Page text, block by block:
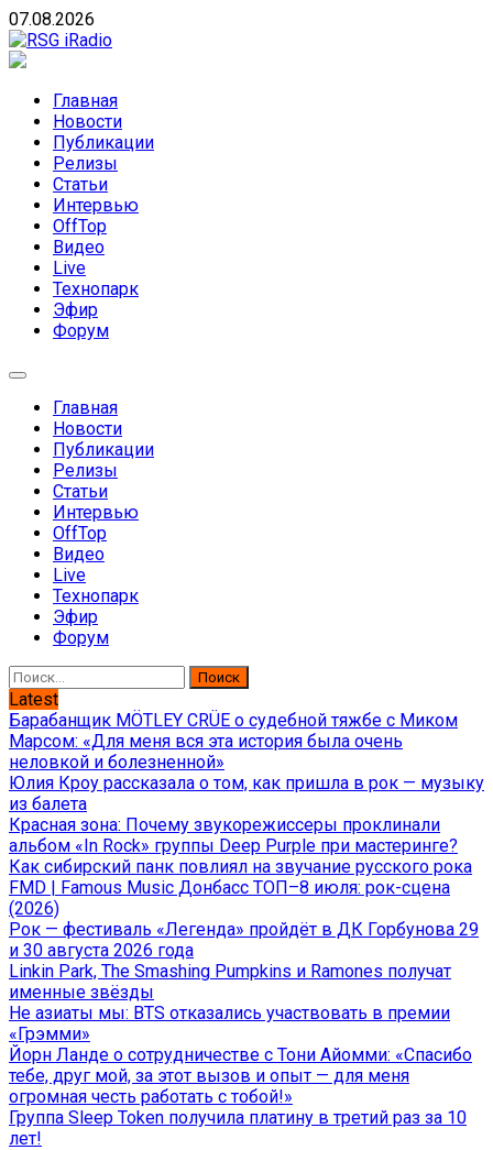
Skip
to
content
07.08.2026
направлений без возрастных ограничений
Главная
Новости
Публикации
Релизы
Статьи
Интервью
OffTop
Видео
Live
Технопарк
Эфир
Форум
Главная
Новости
Публикации
Релизы
Статьи
Интервью
OffTop
Видео
Live
Технопарк
Эфир
Форум
Найти:
Latest
Барабанщик MÖTLEY CRÜE о судебной тяжбе с Миком
Марсом: «Для меня вся эта история была очень
неловкой и болезненной»
Юлия Кроу рассказала о том, как пришла в рок — музыку
из балета
Красная зона: Почему звукорежиссеры проклинали
альбом «In Rock» группы Deep Purple при мастеринге?
Как сибирский панк повлиял на звучание русского рока
FMD | Famous Music Донбасс ТОП–8 июля: рок-сцена
(2026)
Рок — фестиваль «Легенда» пройдёт в ДК Горбунова 29
и 30 августа 2026 года
Linkin Park, The Smashing Pumpkins и Ramones получат
именные звёзды
Не азиаты мы: BTS отказались участвовать в премии
«Грэмми»
Йорн Ланде о сотрудничестве с Тони Айомми: «Спасибо
тебе, друг мой, за этот вызов и опыт — для меня
огромная честь работать с тобой!»
Группа Sleep Token получила платину в третий раз за 10
лет!